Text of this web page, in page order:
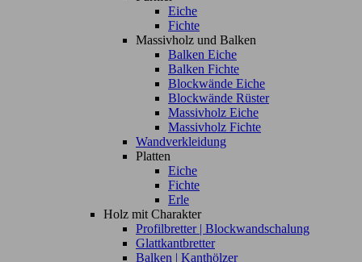
Eiche
Fichte
Massivholz und Balken
Balken Eiche
Balken Fichte
Blockwände Eiche
Blockwände Rüster
Massivholz Eiche
Massivholz Fichte
Wandverkleidung
Platten
Eiche
Fichte
Erle
Holz mit Charakter
Profilbretter | Blockwandschalung
Glattkantbretter
Balken | Kanthölzer